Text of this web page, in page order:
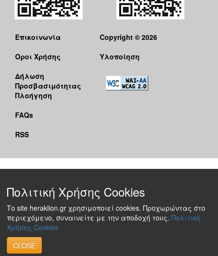
Επικοινωνία
Όροι Χρήσης
Δήλωση
Προσβασιμότητας
Πλοήγηση
FAQs
RSS
Copyright © 2026
Υλοποίηση
Πολιτική Χρήσης Cookies
Το site heraklion.gr χρησιμοποιεί cookies. Προχωρώντας στο
περιεχόμενο, συναινείτε με την αποδοχή τους. Πολιτική
Χρήσης Cookies
CLOSE